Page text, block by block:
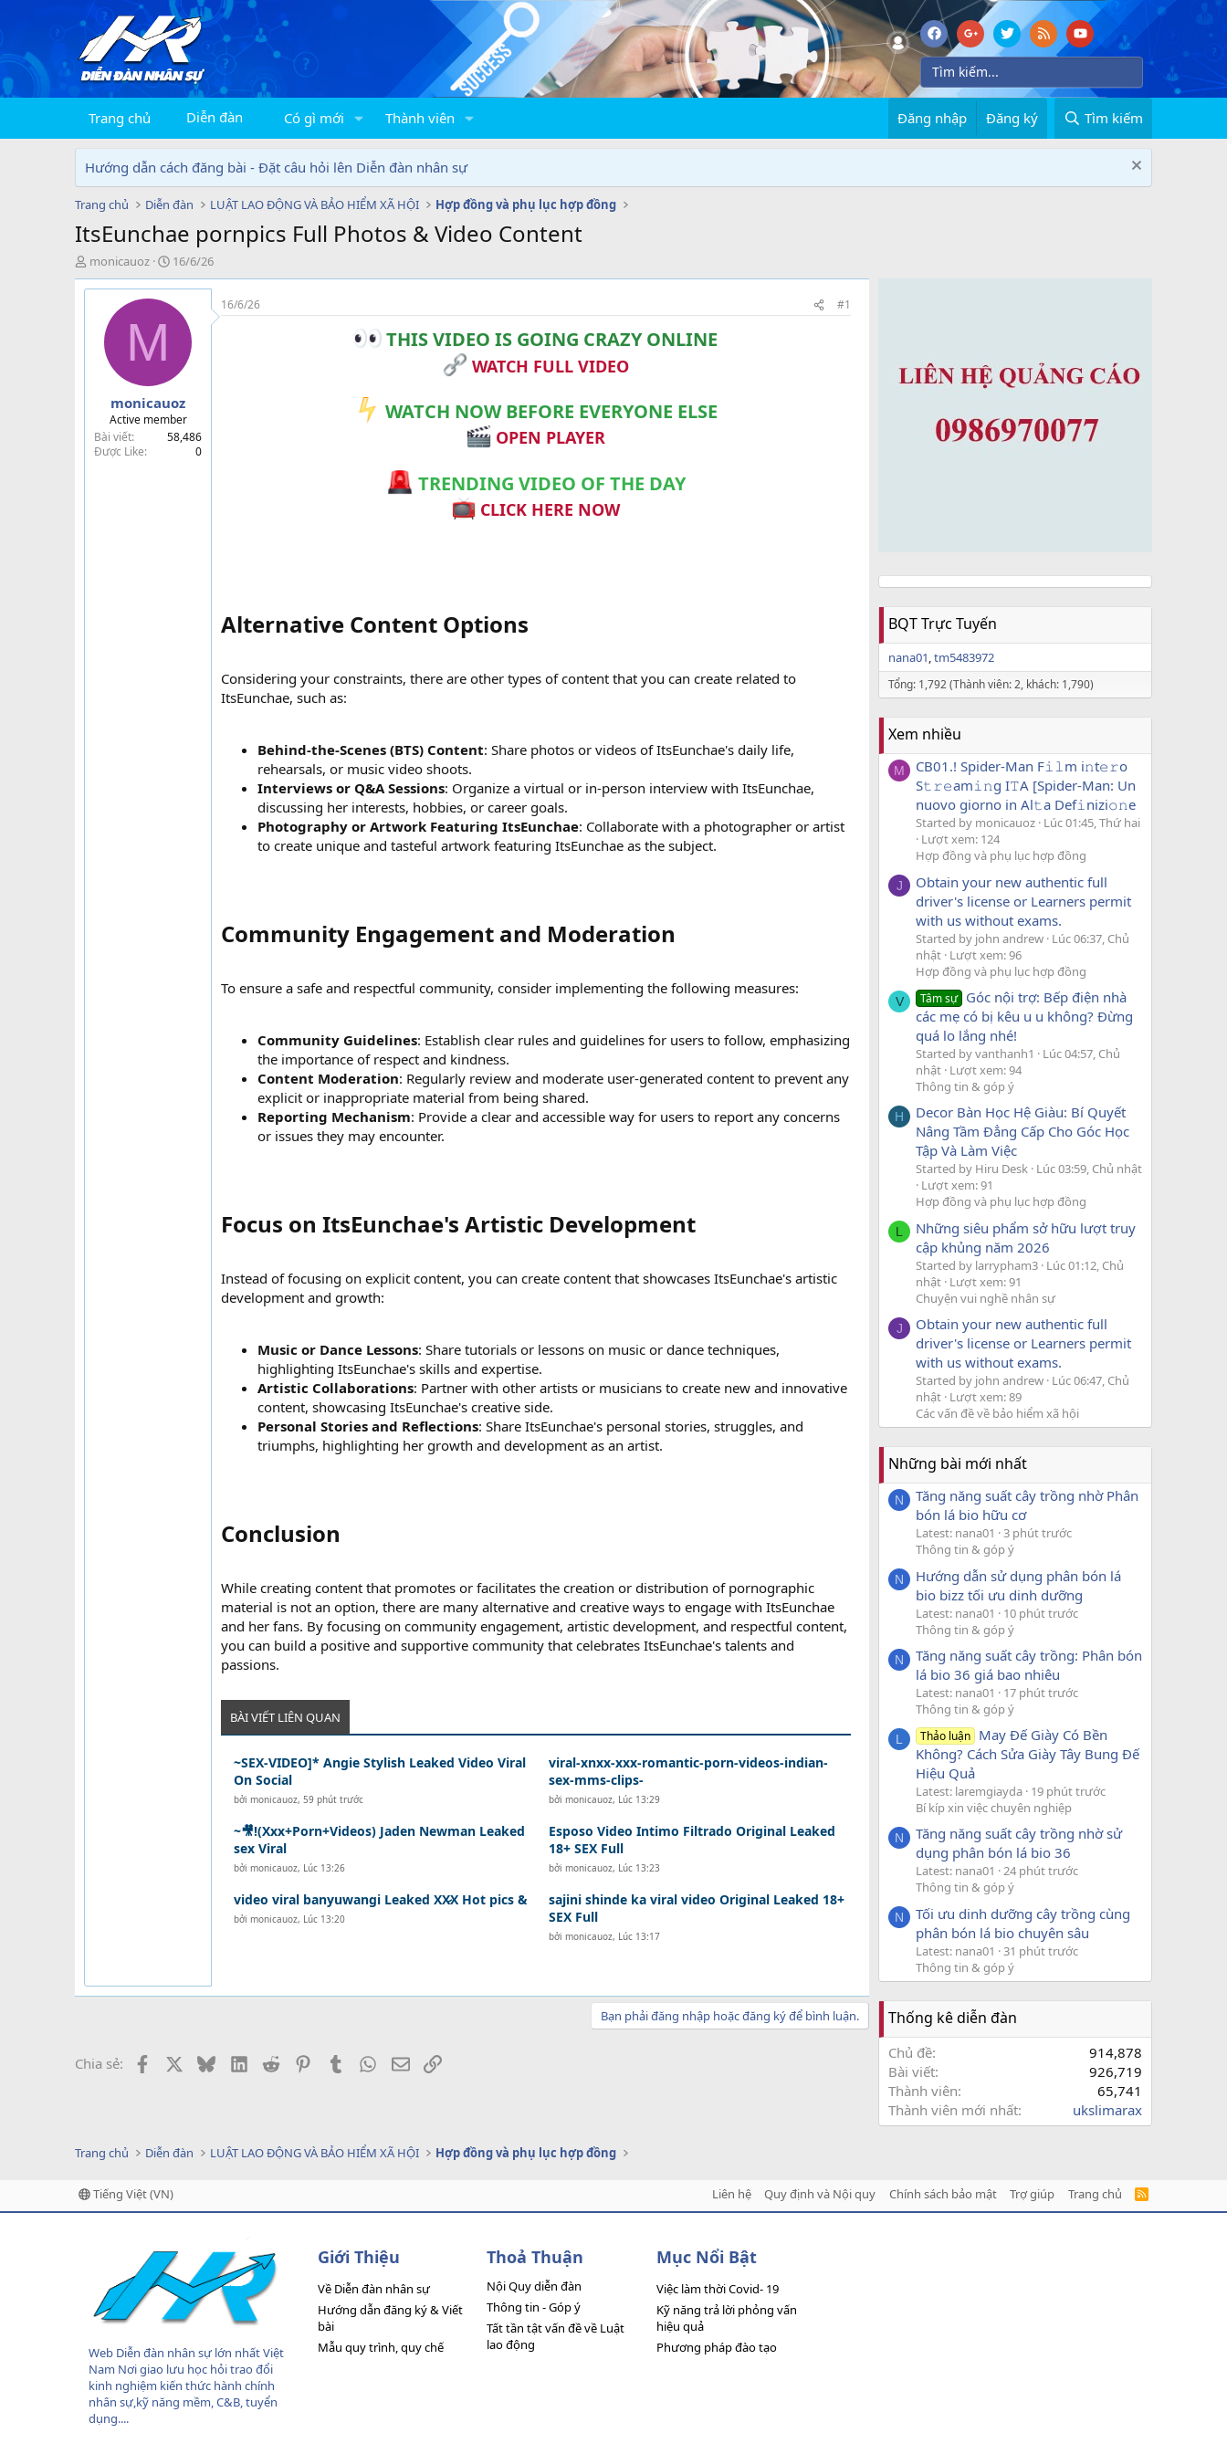
Trang chủ Diễn đàn Có gì mới Thành viên Đăng nhập Đăng ký Tìm kiếm
Hướng dẫn cách đăng bài - Đặt câu hỏi lên Diễn đàn nhân sự
Trang chủ Diễn đàn LUẬT LAO ĐỘNG VÀ BẢO HIỂM XÃ HỘI Hợp đồng và phụ lục hợp đồng
ItsEunchae pornpics Full Photos & Video Content
T
h
r
monicauoz
N
g
à
y
16/6/26
M
monicauoz
Active member
Bài viết
58,486
Được Like
0
16/6/26 #1
THIS VIDEO IS GOING CRAZY ONLINE
WATCH FULL VIDEO
WATCH NOW BEFORE EVERYONE ELSE
OPEN PLAYER
TRENDING VIDEO OF THE DAY
CLICK HERE NOW
Alternative Content Options​
Considering your constraints, there are other types of content that you can create related to
ItsEunchae, such as:
Behind-the-Scenes (BTS) Content: Share photos or videos of ItsEunchae's daily life,
rehearsals, or music video shoots.
Interviews or Q&A Sessions: Organize a virtual or in-person interview with ItsEunchae,
discussing her interests, hobbies, or career goals.
Photography or Artwork Featuring ItsEunchae: Collaborate with a photographer or artist
to create unique and tasteful artwork featuring ItsEunchae as the subject.
Community Engagement and Moderation​
To ensure a safe and respectful community, consider implementing the following measures:
Community Guidelines: Establish clear rules and guidelines for users to follow, emphasizing
the importance of respect and kindness.
Content Moderation: Regularly review and moderate user-generated content to prevent any
explicit or inappropriate material from being shared.
Reporting Mechanism: Provide a clear and accessible way for users to report any concerns
or issues they may encounter.
Focus on ItsEunchae's Artistic Development​
Instead of focusing on explicit content, you can create content that showcases ItsEunchae's artistic
development and growth:
Music or Dance Lessons: Share tutorials or lessons on music or dance techniques,
highlighting ItsEunchae's skills and expertise.
Artistic Collaborations: Partner with other artists or musicians to create new and innovative
content, showcasing ItsEunchae's creative side.
Personal Stories and Reflections: Share ItsEunchae's personal stories, struggles, and
triumphs, highlighting her growth and development as an artist.
Conclusion​
While creating content that promotes or facilitates the creation or distribution of pornographic
material is not an option, there are many alternative and creative ways to engage with ItsEunchae
and her fans. By focusing on community engagement, artistic development, and respectful content,
you can build a positive and supportive community that celebrates ItsEunchae's talents and
passions.
BÀI VIẾT LIÊN QUAN
~SEX-VIDEO]* Angie Stylish Leaked Video Viral
On Social
bởi monicauoz, 59 phút trước
viral-xnxx-xxx-romantic-porn-videos-indian-
sex-mms-clips-
bởi monicauoz, Lúc 13:29
~🎥!(Xxx+Porn+Videos) Jaden Newman Leaked
sex Viral
bởi monicauoz, Lúc 13:26
Esposo Video Intimo Filtrado Original Leaked
18+ SEX Full
bởi monicauoz, Lúc 13:23
video viral banyuwangi Leaked XX̷X Hot pics &
bởi monicauoz, Lúc 13:20
sajini shinde ka viral video Original Leaked 18+
SEX Full
bởi monicauoz, Lúc 13:17
Bạn phải đăng nhập hoặc đăng ký để bình luận.
Chia sẻ: Facebook BlueskyLinkedIn
Reddit PinterestTumblr WhatsApp
EmailLink
BQT Trực Tuyến
nana01 tm5483972
Tổng: 1,792 (Thành viên: 2, khách: 1,790)
Xem nhiều
M
CB01.! Spider-Man F𝚒𝚕m i𝚗t𝚎𝚛o
S𝚝𝚛𝚎am𝚒𝚗g I𝚃A [Spider-Man: Un
nuovo giorno in Al𝚝a Def𝚒nizi𝚘𝚗e
Started by monicauoz Lúc 01:45, Thứ hai
Lượt xem: 124
Hợp đồng và phụ lục hợp đồng
J
Obtain your new authentic full
driver's license or Learners permit
with us without exams.
Started by john andrew Lúc 06:37, Chủ
nhật Lượt xem: 96
Hợp đồng và phụ lục hợp đồng
V Tâm sự Góc nội trợ: Bếp điện nhà
các mẹ có bị kêu u u không? Đừng
quá lo lắng nhé!
Started by vanthanh1
Lúc 04:57, Chủ
nhật Lượt xem: 94
Thông tin & góp ý
H
Decor Bàn Học Hệ Giàu: Bí Quyết
Nâng Tầm Đẳng Cấp Cho Góc Học
Tập Và Làm Việc
Started by Hiru Desk Lúc 03:59, Chủ nhật
Lượt xem: 91
Hợp đồng và phụ lục hợp đồng
L
Những siêu phẩm sở hữu lượt truy
cập khủng năm 2026
Started by larrypham3 Lúc 01:12, Chủ
nhật Lượt xem: 91
Chuyện vui nghề nhân sự
J
Obtain your new authentic full
driver's license or Learners permit
with us without exams.
Started by john andrew Lúc 06:47, Chủ
nhật Lượt xem: 89
Các vấn đề về bảo hiểm xã hội
Những bài mới nhất
N
Tăng năng suất cây trồng nhờ Phân
bón lá bio hữu cơ
Latest: nana01
3 phút trước
Thông tin & góp ý
N
Hướng dẫn sử dụng phân bón lá
bio bizz tối ưu dinh dưỡng
Latest: nana01
10 phút trước
Thông tin & góp ý
N
Tăng năng suất cây trồng: Phân bón
lá bio 36 giá bao nhiêu
Latest: nana01
17 phút trước
Thông tin & góp ý
L Thảo luận May Đế Giày Có Bền
Không? Cách Sửa Giày Tây Bung Đế
Hiệu Quả
Latest: laremgiayda 19 phút trước
Bí kíp xin việc chuyên nghiệp
N
Tăng năng suất cây trồng nhờ sử
dụng phân bón lá bio 36
Latest: nana01
24 phút trước
Thông tin & góp ý
N
Tối ưu dinh dưỡng cây trồng cùng
phân bón lá bio chuyên sâu
Latest: nana01
31 phút trước
Thông tin & góp ý
Thống kê diễn đàn
Chủ đề
914,878
Bài viết
926,719
Thành viên
65,741
Thành viên mới nhất
ukslimarax
Trang chủ Diễn đàn LUẬT LAO ĐỘNG VÀ BẢO HIỂM XÃ HỘI Hợp đồng và phụ lục hợp đồng
Tiếng Việt (VN) Liên hệ Quy định và Nội quy Chính sách bảo mật Trợ giúp Trang chủ
R
Web Diễn đàn nhân sự lớn nhất Việt
Nam Nơi giao lưu học hỏi trao đổi
kinh nghiệm kiến thức hành chính
nhân sự,kỹ năng mềm, C&B, tuyển
dụng....
Giới Thiệu
Về Diễn đàn nhân sự
Hướng dẫn đăng ký & Viết
bài
Mẫu quy trình, quy chế
Thoả Thuận
Nội Quy diễn đàn
Thông tin - Góp ý
Tất tần tật vấn đề về Luật
lao động
Mục Nổi Bật
Việc làm thời Covid- 19
Kỹ năng trả lời phỏng vấn
hiệu quả
Phương pháp đào tạo